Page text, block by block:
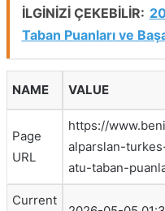
İLGİNİZİ ÇEKEBİLİR:
Taban Puanları ve
NAME VALUE
Page
URL
https://
alparslan-
atu-taban-
Current